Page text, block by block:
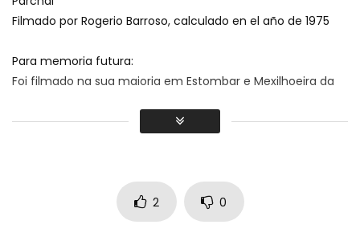
Filmado por Rogerio Barroso, calculado en el año de 1975
Para memoria futura:
Foi filmado na sua maioria em Estombar e Mexilhoeira da
com pequenos excertos em Portimão e Lisboa.
2 0